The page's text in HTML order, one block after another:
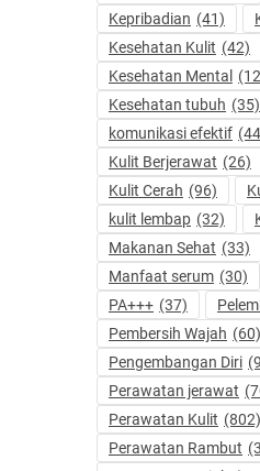
Kepribadian (41)
Kesehatan Kulit (42)
Kesehatan Mental
Kesehatan tubuh (35)
komunikasi efektif
Kulit Berjerawat (26)
Kulit Cerah (96)
kulit lembap (32)
Makanan Sehat (33)
Manfaat serum (30)
PA+++ (37)
Pembersih Wajah (60)
Pengembangan Diri
Perawatan jerawat
Perawatan Kulit (802)
Perawatan Rambut